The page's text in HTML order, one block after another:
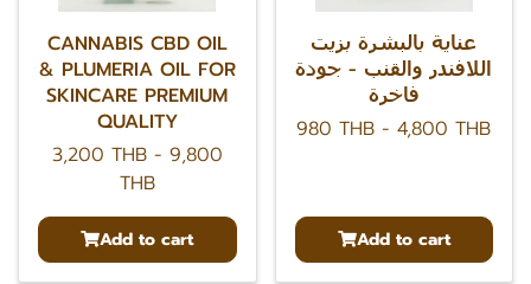
CANNABIS CBD OIL
& PLUMERIA OIL FOR
SKINCARE PREMIUM
QUALITY
3,200 THB- 9,800
THB
Add to cart
عناية بالبشرة بزيت
اللافندر والقنب - جودة
فاخرة
980 THB -4,800 THB
Add to cart